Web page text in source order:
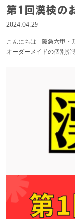
第1回漢検の
2024.04.29
こんにちは、阪急六甲・
オーダーメイドの個別指